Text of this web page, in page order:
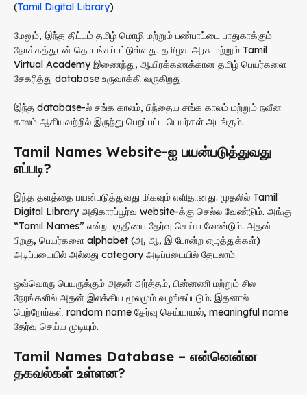
(Tamil Digital Library)
மேலும், இந்த திட்டம் தமிழ் மொழி மற்றும் பண்பாட்டை பாதுகாக்கும்
நோக்கத்துடன் தொடங்கப்பட்டுள்ளது. தமிழக அரசு மற்றும் Tamil
Virtual Academy இணைந்து, ஆயிரக்கணக்கான தமிழ் பெயர்களை
சேகரித்து database உருவாக்கி வருகிறது.
இந்த database-ல் சங்க காலம், பிந்தைய சங்க காலம் மற்றும் நவீன
காலம் ஆகியவற்றில் இருந்து பெறப்பட்ட பெயர்கள் அடங்கும்.
Tamil Names Website-ஐ பயன்படுத்துவது
எப்படி?
இந்த தளத்தை பயன்படுத்துவது மிகவும் எளிதானது. முதலில் Tamil
Digital Library அதிகாரப்பூர்வ website-க்கு செல்ல வேண்டும். அங்கு
“Tamil Names” என்ற பகுதியை தேர்வு செய்ய வேண்டும். அதன்
பிறகு, பெயர்களை alphabet (அ, ஆ, இ போன்ற எழுத்துக்கள்)
அடிப்படையில் அல்லது category அடிப்படையில் தேடலாம்.
ஒவ்வொரு பெயருக்கும் அதன் அர்த்தம், பின்னணி மற்றும் சில
நேரங்களில் அதன் இலக்கிய மூலமும் வழங்கப்படும். இதனால்
பெற்றோர்கள் random name தேர்வு செய்யாமல், meaningful name
தேர்வு செய்ய முடியும்.
Tamil Names Database – என்னென்ன
தகவல்கள் உள்ளன?